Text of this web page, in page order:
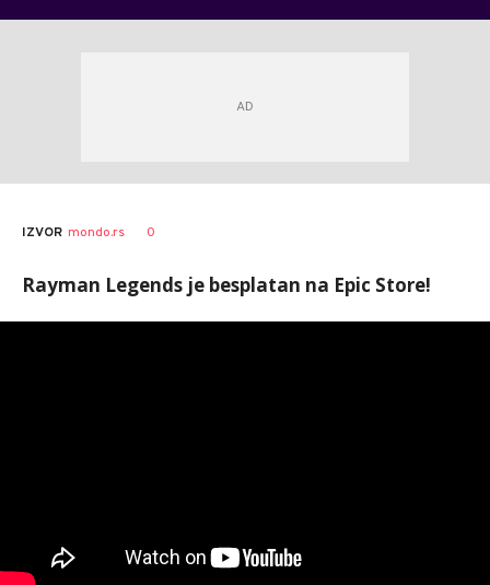
IZVOR mondo.rs 0
Rayman Legends je besplatan na Epic Store!